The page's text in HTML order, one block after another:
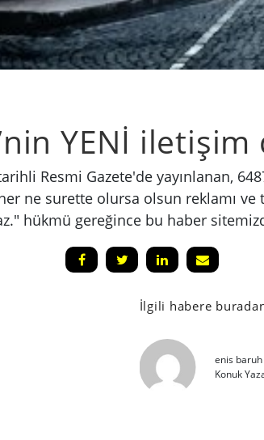
YENİ iletişim
Resmi Gazete'de yayınlanan,
ne surette olursa olsun reklamı ve
hükmü gereğince bu haber
İlgili habere
enis baruh
Konuk